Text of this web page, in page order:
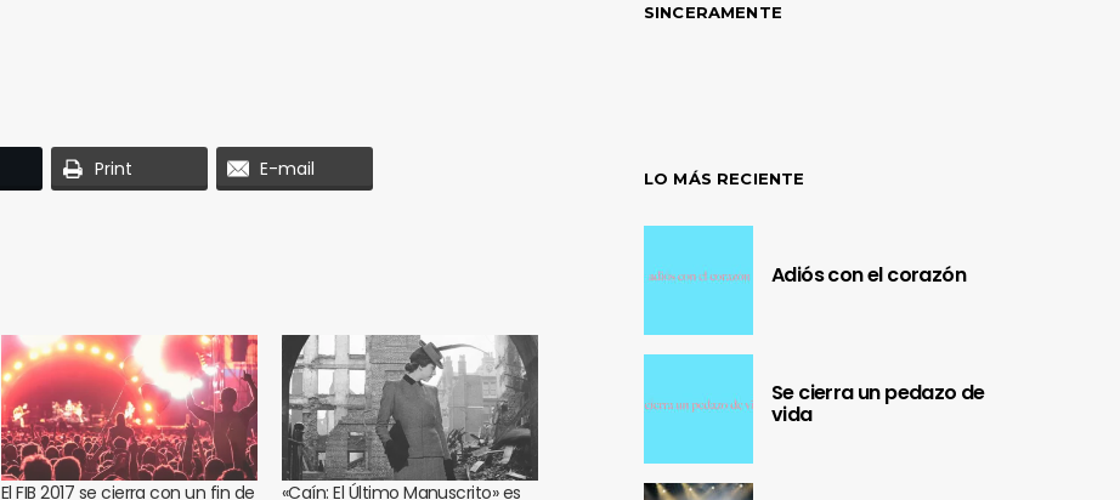
Print E-mail
El FIB 2017 se cierra con un fin de «Caín: El Último Manuscrito» es
SINCERAMENTE
LO MÁS RECIENTE
Adiós con el corazón
Se cierra un pedazo de
vida